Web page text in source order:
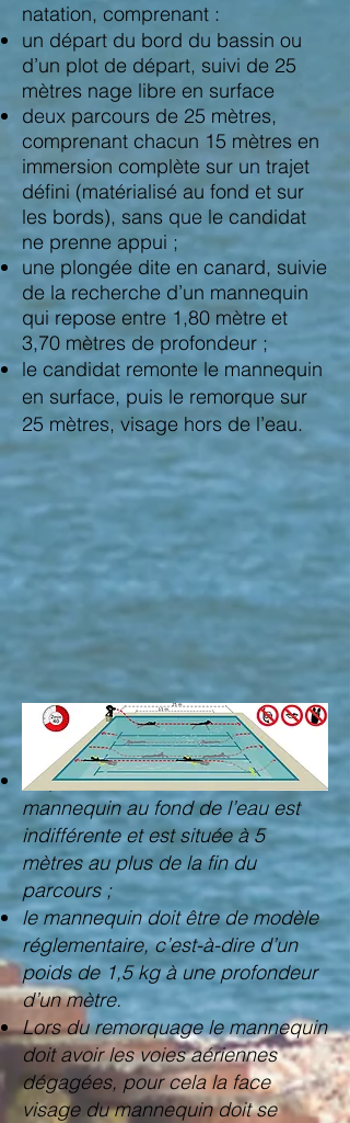
natation, comprenant :
un départ du bord du bassin ou
d’un plot de départ, suivi de 25
mètres nage libre en surface
deux parcours de 25 mètres,
comprenant chacun 15 mètres en
immersion complète sur un trajet
défini (matérialisé au fond et sur
les bords), sans que le candidat
ne prenne appui ;
une plongée dite en canard, suivie
de la recherche d’un mannequin
qui repose entre 1,80 mètre et
3,70 mètres de profondeur ;
le candidat remonte le mannequin
en surface, puis le remorque sur
25 mètres, visage hors de l’eau.
Précisions :
La position d’attente du
mannequin au fond de l’eau est
indifférente et est située à 5
mètres au plus de la fin du
parcours ;
le mannequin doit être de modèle
réglementaire, c’est-à-dire d’un
poids de 1,5 kg à une profondeur
d’un mètre.
Lors du remorquage le mannequin
doit avoir les voies aériennes
dégagées, pour cela la face
visage du mannequin doit se